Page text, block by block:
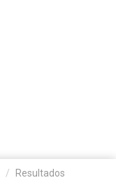
Resultados